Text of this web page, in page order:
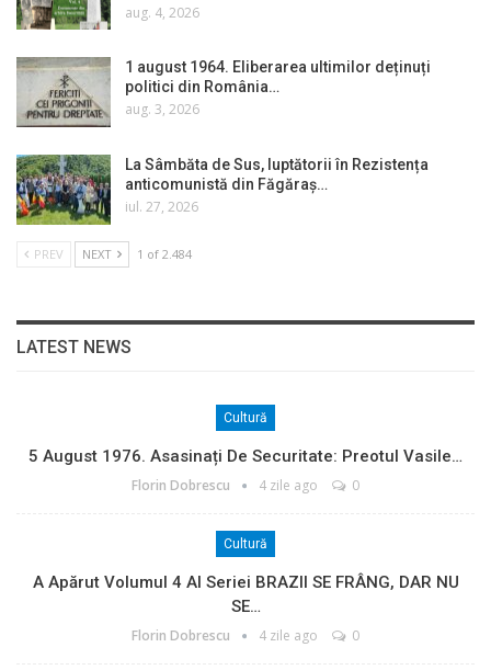
aug. 4, 2026
1 august 1964. Eliberarea ultimilor deținuți
politici din România…
aug. 3, 2026
La Sâmbăta de Sus, luptătorii în Rezistența
anticomunistă din Făgăraș…
iul. 27, 2026
PREV NEXT 1 of 2.484
LATEST NEWS
Cultură
5 August 1976. Asasinați De Securitate: Preotul Vasile…
Florin Dobrescu 4 zile ago 0
Cultură
A Apărut Volumul 4 Al Seriei BRAZII SE FRÂNG, DAR NU
SE…
Florin Dobrescu 4 zile ago 0